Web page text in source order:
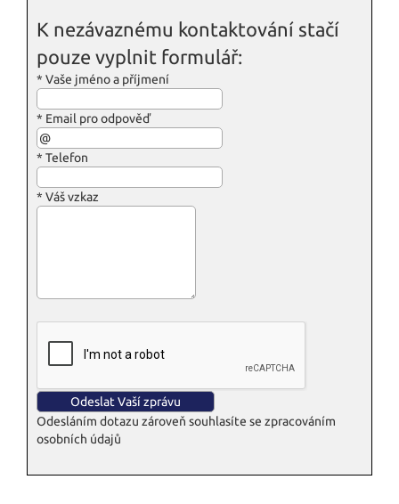
K nezávaznému kontaktování stačí
pouze vyplnit formulář:
* Vaše jméno a příjmení
* Email pro odpověď
* Telefon
* Váš vzkaz
Odesláním dotazu zároveň souhlasíte se zpracováním
osobních údajů